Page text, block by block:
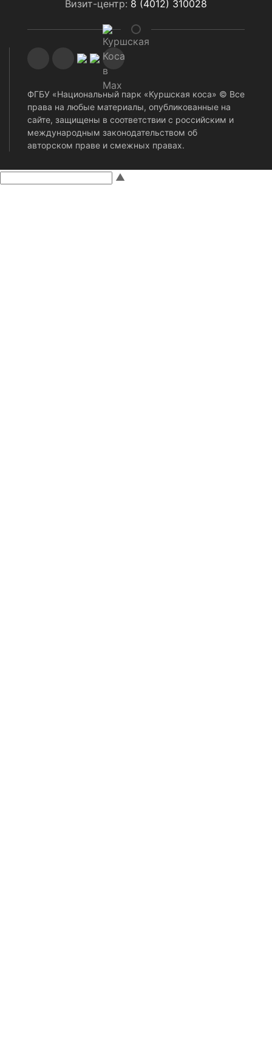
Визит-центр: 8 (4012) 310028
ФГБУ «Национальный парк «Куршская коса» © Все
права на любые материалы, опубликованные на
сайте, защищены в соответствии с российским и
международным законодательством об
авторском праве и смежных правах.
▲